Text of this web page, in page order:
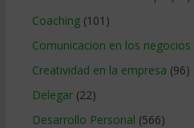
Coaching(101)
Comunicacion en los negocios
Creatividad en la empresa (96)
Delegar(22)
Desarrollo Personal (566)